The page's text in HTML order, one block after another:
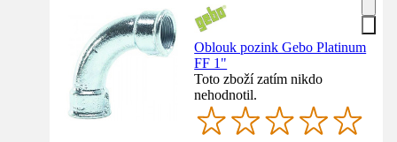
Oblouk pozink Gebo Platinum
FF 1"
Toto zboží zatím nikdo
nehodnotil.